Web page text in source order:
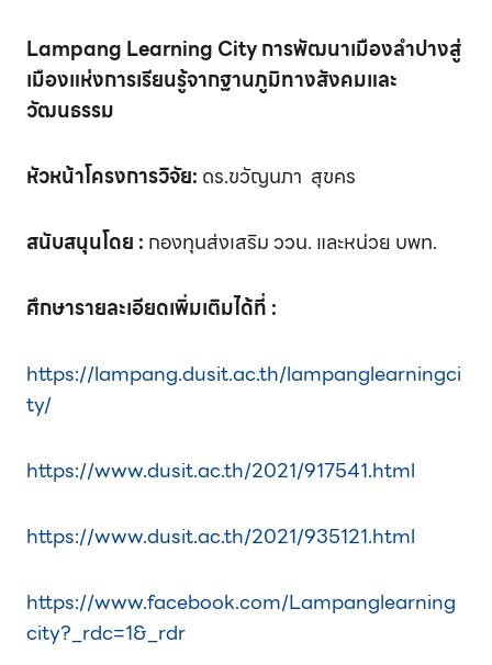
Lampang Learning Cityการพัฒนาเมืองลำปางสู่
เมืองแห่งการเรียนรู้จากฐานภูมิทางสังคมและ
วัฒนธรรม
หัวหน้าโครงการวิจัย: ดร.ขวัญนภา สุขคร
สนับสนุนโดย : กองทุนส่งเสริม ววน. และหน่วย บพท.
ศึกษารายละเอียดเพิ่มเติมได้ที่ :
https://lampang.dusit.ac.th/lampanglearningci
ty/
https://www.dusit.ac.th/2021/917541.html
https://www.dusit.ac.th/2021/935121.html
https://www.facebook.com/Lampanglearning
city?_rdc=1&_rdr